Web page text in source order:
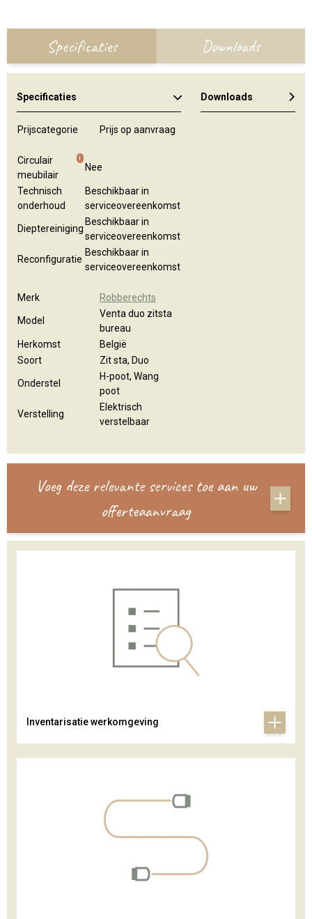
Specificaties Downloads
Specificaties
Prijscategorie Prijs op aanvraag
Circulair
meubilair
i
Nee
Technisch
onderhoud
Beschikbaar in
serviceovereenkomst
Dieptereiniging
Beschikbaar in
serviceovereenkomst
Reconfiguratie
Beschikbaar in
serviceovereenkomst
Merk Robberechts
Model
Venta duo zitsta
bureau
Herkomst
België
Soort
Zit sta, Duo
Onderstel
H-poot, Wang
poot
Verstelling
Elektrisch
verstelbaar
Downloads
Voeg deze relevante services toe aan uw
offerteaanvraag
Inventarisatie werkomgeving